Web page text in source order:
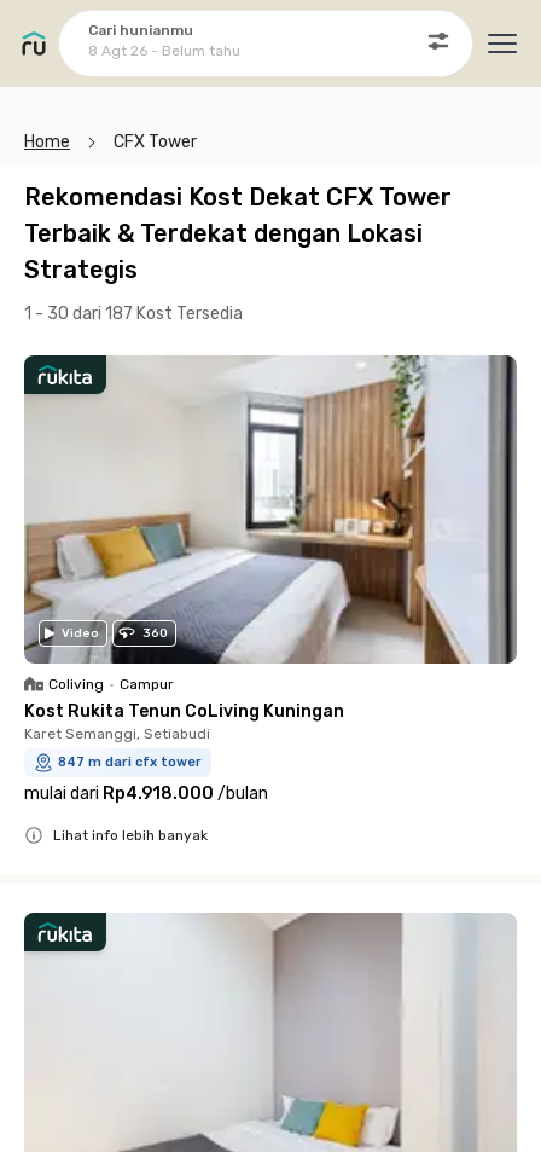
Cari hunianmu
8 Agt 26 - Belum tahu
Home CFX Tower
Rekomendasi Kost Dekat CFX Tower
Terbaik & Terdekat dengan Lokasi
Strategis
1 - 30 dari 187 Kost Tersedia
Video 360
Coliving • Campur
Kost Rukita Tenun CoLiving Kuningan
Karet Semanggi, Setiabudi
847 m dari cfx tower
mulai dari Rp4.918.000 /bulan
Lihat info lebih banyak